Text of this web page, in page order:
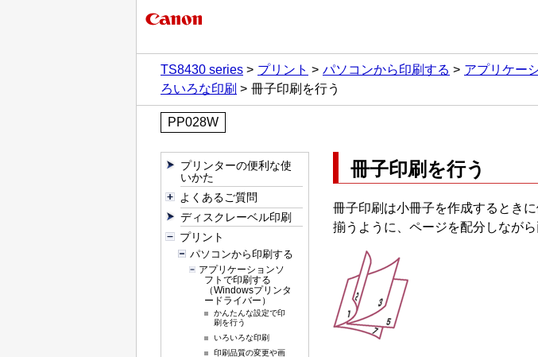
TS8430 series
プリント パソコンから印刷する アプリケー
ろいろな印刷
冊子印刷を行う
PP028W
プリンターの便利な使
いかた
よくあるご質問
ディスクレーベル印刷
プリント
パソコンから印刷する
アプリケーションソ
フトで印刷する
（Windowsプリンタ
ードライバー）
かんたんな設定で印
刷を行う
いろいろな印刷
印刷品質の変更や画
冊子印刷を行う
冊子印刷は小冊子を作成するときに
揃うように、ページを配分しながら